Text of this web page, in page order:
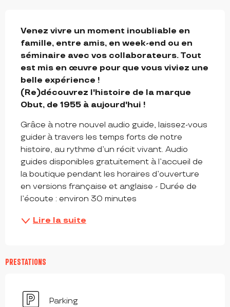
Venez vivre un moment inoubliable en
famille, entre amis, en week-end ou en
séminaire avec vos collaborateurs. Tout
est mis en œuvre pour que vous viviez une
belle expérience !
(Re)découvrez l'histoire de la marque
Obut, de 1955 à aujourd'hui !
Grâce à notre nouvel audio guide, laissez-vous
guider à travers les temps forts de notre
histoire, au rythme d’un récit vivant. Audio
guides disponibles gratuitement à l’accueil de
la boutique pendant les horaires d’ouverture
en versions française et anglaise - Durée de
l’écoute : environ 30 minutes
Lire la suite
PRESTATIONS
Parking